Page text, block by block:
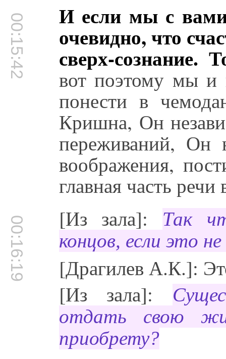
00:15:42 И если мы с вами
очевидно, что
сверх-сознание.
вот поэтому мы и
понести в
Кришна, Он
переживаний, Он
воображения,
главная часть
00:16:19 [Из зала]:
Так
концов, если это
[Драгилев А.К.]:
[Из зала]:
отдать свою
приобрету?